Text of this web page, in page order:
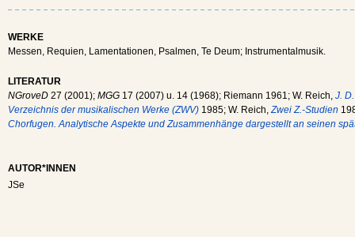
WERKE
Messen, Requien, Lamentationen, Psalmen, Te Deum; Instrumentalmusik.
LITERATUR
NGroveD 27 (2001); MGG 17 (2007) u. 14 (1968); Riemann 1961; W. Reich, J.
Verzeichnis der musikalischen Werke (ZWV) 1985; W. Reich,Zwei Z.-Studien
Chorfugen. Analytische Aspekte und Zusammenhänge dargestellt an seinen
AUTOR*INNEN
JSe